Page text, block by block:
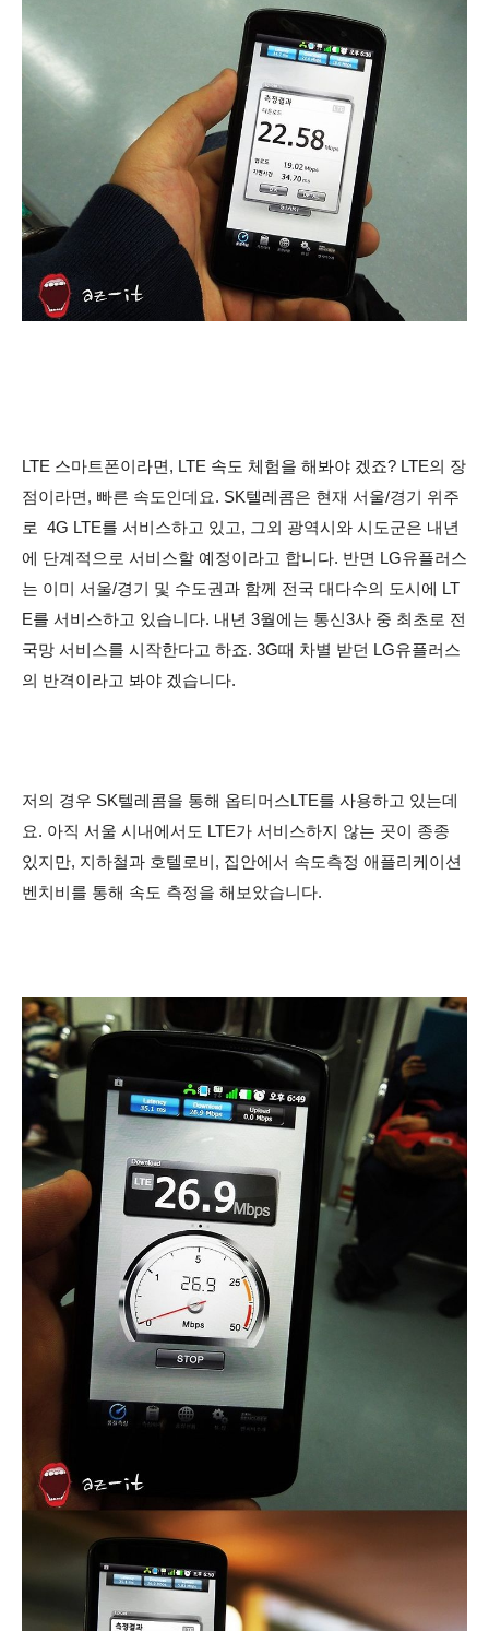
LTE 스마트폰이라면, LTE 속도 체험을 해봐야 겠죠? LTE의 장
점이라면, 빠른 속도인데요. SK텔레콤은 현재 서울/경기 위주
로 4G LTE를 서비스하고 있고, 그외 광역시와 시도군은 내년
에 단계적으로 서비스할 예정이라고 합니다. 반면 LG유플러스
는 이미 서울/경기 및 수도권과 함께 전국 대다수의 도시에 LT
E를 서비스하고 있습니다. 내년 3월에는 통신3사 중 최초로 전
국망 서비스를 시작한다고 하죠. 3G때 차별 받던 LG유플러스
의 반격이라고 봐야 겠습니다.
저의 경우 SK텔레콤을 통해 옵티머스LTE를 사용하고 있는데
요. 아직 서울 시내에서도 LTE가 서비스하지 않는 곳이 종종
있지만, 지하철과 호텔로비, 집안에서 속도측정 애플리케이션
벤치비를 통해 속도 측정을 해보았습니다.